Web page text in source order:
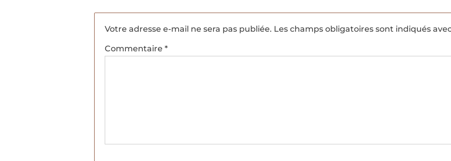
Votre adresse e-mail ne sera pas publiée. Les champs obligatoires sont indiqués
Commentaire *